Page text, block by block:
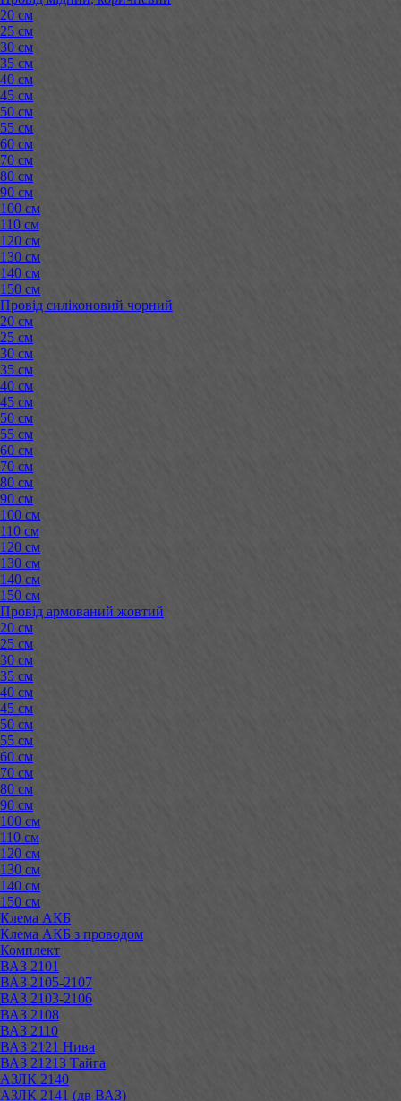
20 см
25 см
30 см
35 см
40 см
45 см
50 см
55 см
60 см
70 см
80 см
90 см
100 см
110 см
120 см
130 см
140 см
150 см
Провід силіконовий чорний
20 см
25 см
30 см
35 см
40 см
45 см
50 см
55 см
60 см
70 см
80 см
90 см
100 см
110 см
120 см
130 см
140 см
150 см
Провід армований жовтий
20 см
25 см
30 см
35 см
40 см
45 см
50 см
55 см
60 см
70 см
80 см
90 см
100 см
110 см
120 см
130 см
140 см
150 см
Клема АКБ
Клема АКБ з проводом
Комплект
ВАЗ 2101
ВАЗ 2105-2107
ВАЗ 2103-2106
ВАЗ 2108
ВАЗ 2110
ВАЗ 2121 Нива
ВАЗ 21213 Тайга
АЗЛК 2140
АЗЛК 2141 (дв ВАЗ)